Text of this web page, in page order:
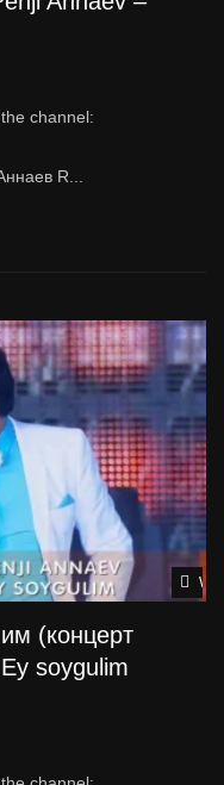
channel:
R...
(концерт
soygulim